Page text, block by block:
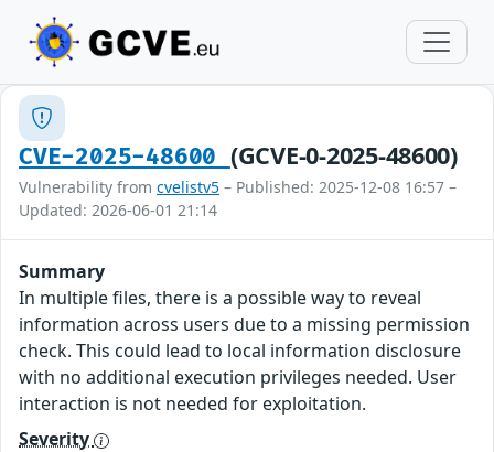
CVE-2025-48600 (GCVE-0-2025-48600)
Vulnerability from cvelistv5 – Published: 2025-12-08 16:57 –
Updated: 2026-06-01 21:14
Summary
In multiple files, there is a possible way to reveal
information across users due to a missing permission
check. This could lead to local information disclosure
with no additional execution privileges needed. User
interaction is not needed for exploitation.
Severity